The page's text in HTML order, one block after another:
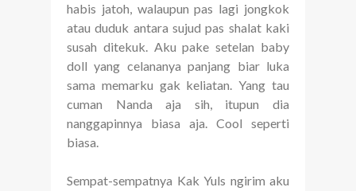
habis jatoh, walaupun pas lagi jongkok
atau duduk antara sujud pas shalat kaki
susah ditekuk. Aku pake setelan baby
doll yang celananya panjang biar luka
sama memarku gak keliatan. Yang tau
cuman Nanda aja sih, itupun dia
nanggapinnya biasa aja. Cool seperti
biasa.
Sempat-sempatnya Kak Yuls ngirim aku